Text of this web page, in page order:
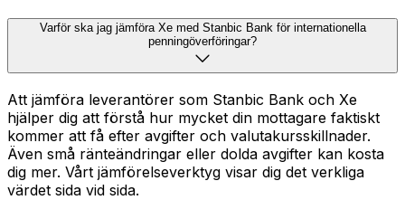
Varför ska jag jämföra Xe med Stanbic Bank för internationella
penningöverföringar?
Att jämföra leverantörer som Stanbic Bank och Xe
hjälper dig att förstå hur mycket din mottagare faktiskt
kommer att få efter avgifter och valutakursskillnader.
Även små ränteändringar eller dolda avgifter kan kosta
dig mer. Vårt jämförelseverktyg visar dig det verkliga
värdet sida vid sida.